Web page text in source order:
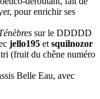
pour enrichir ses
sur le DDDDD
jello195 et squilnozor
(fruit du chêne numéro
Belle Eau, avec